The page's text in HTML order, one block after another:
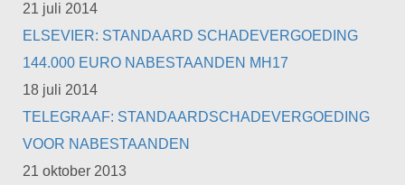
21 juli 2014
ELSEVIER: STANDAARD SCHADEVERGOEDING
144.000 EURO NABESTAANDEN MH17
18 juli 2014
TELEGRAAF: STANDAARDSCHADEVERGOEDING
VOOR NABESTAANDEN
21 oktober 2013